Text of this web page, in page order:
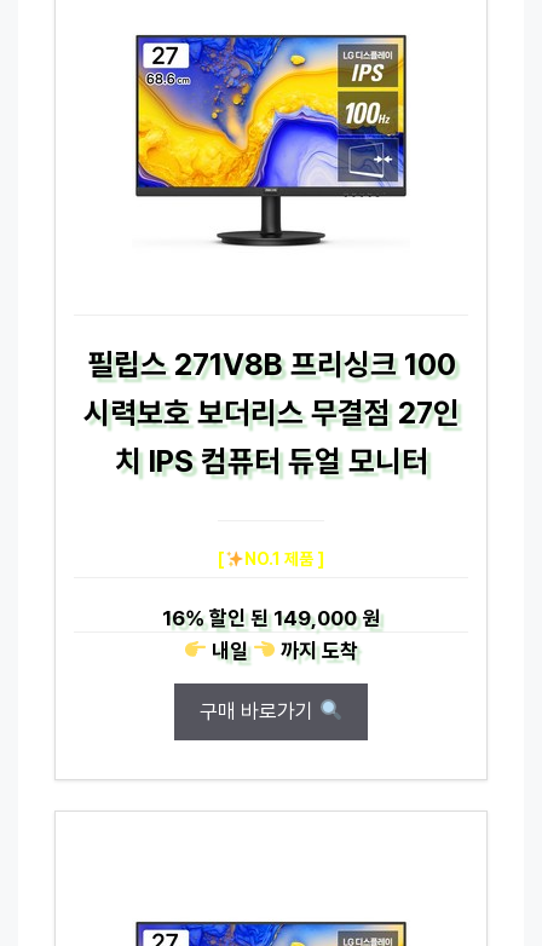
필립스 271V8B 프리싱크 100
시력보호 보더리스 무결점 27인
치 IPS 컴퓨터 듀얼 모니터
[ NO.1 제품 ]
16%할인 된149,000 원
내일
까지도착
구매 바로가기